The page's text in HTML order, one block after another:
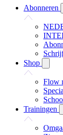
Abonneren
Shop
Flow
Trainingen